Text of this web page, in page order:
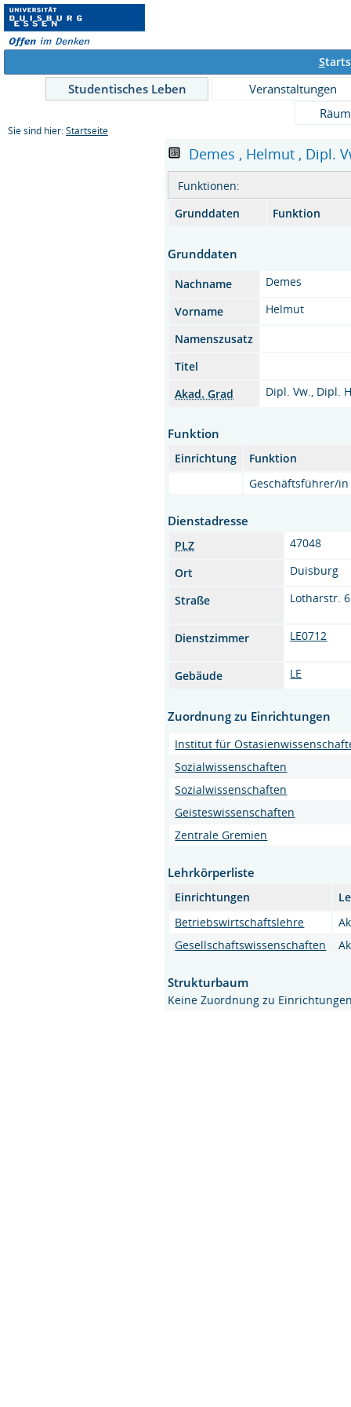
S
Studentisches Leben
Veranstaltungen
Sie sind hier: Startseite
Demes , Helmut , Dipl.
Funktionen:
Grunddaten
Funktion
Grunddaten
Nachname
Demes
Vorname
Helmut
Namenszusatz
Titel
Akad. Grad
Dipl. Vw., Dipl.
Funktion
Einrichtung
Funktion
Geschäftsführer/in
Dienstadresse
PLZ
47048
Ort
Duisburg
Straße
Lotharstr.
Dienstzimmer LE0712
Gebäude LE
Zuordnung zu Einrichtungen
Institut für
Sozialwissenschaften
Sozialwissenschaften
Geisteswissenschaften
Zentrale Gremien
Lehrkörperliste
Einrichtungen
Betriebswirtschaftslehre
Gesellschaftswissenschaften
Strukturbaum
Keine Zuordnung zu